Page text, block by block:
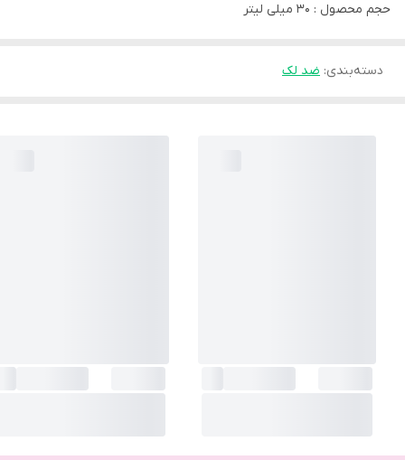
حجم محصول : 30 میلی لیتر
دسته‌بندی: ضد لک